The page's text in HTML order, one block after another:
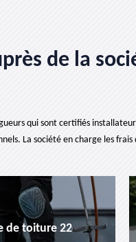
de la
qui sont certifiés
La société en charge les frais
de toiture 22